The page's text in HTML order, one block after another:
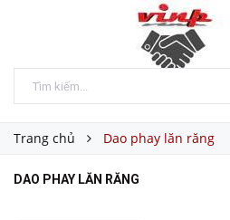
Trang chủ Dao phay lăn răng
DAO PHAY LĂN RĂNG